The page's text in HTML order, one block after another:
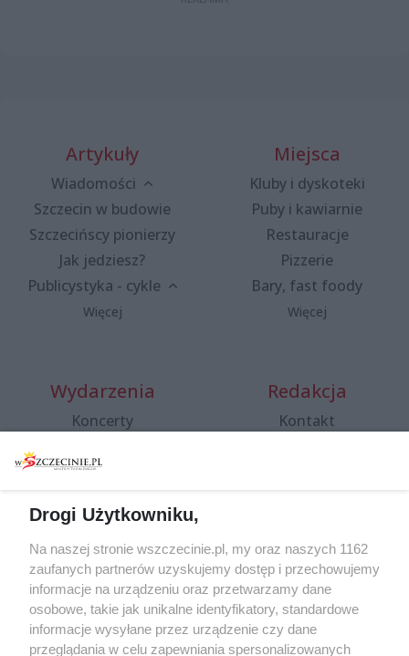
Artykuły
Wiadomości
Szczecin w budowie
Szczecińscy pionierzy
Jak jedziesz?
Publicystyka - cykle
Więcej
Miejsca
Kluby i dyskoteki
Puby i kawiarnie
Restauracje
Pizzerie
Bary, fast foody
Więcej
Wydarzenia
Koncerty
Spacery i oprowadzania
targi
Wernisaże
Więcej
Redakcja
Kontakt
Specjalny koncert z okazji
20. urodzin portalu
wSzczecinie.pl
Regulamin konkursów
śniadaniówka "Hej
Drogi Użytkowniku,
Na naszej stronie wszczecinie.pl, my oraz naszych 1162
zaufanych partnerów uzyskujemy dostęp i przechowujemy
informacje na urządzeniu oraz przetwarzamy dane
osobowe, takie jak unikalne identyfikatory, standardowe
informacje wysyłane przez urządzenie czy dane
przeglądania w celu zapewniania spersonalizowanych